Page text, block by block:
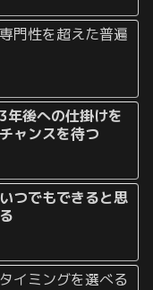
門性を超えた普遍
3年後への仕掛けを
ャンスを待つ
いつでもできると思
イミングを選べる